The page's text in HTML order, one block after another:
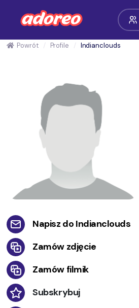
Powrót Profile Indianclouds
Napisz do Indianclouds
Zamów zdjęcie
Zamów filmik
Subskrybuj